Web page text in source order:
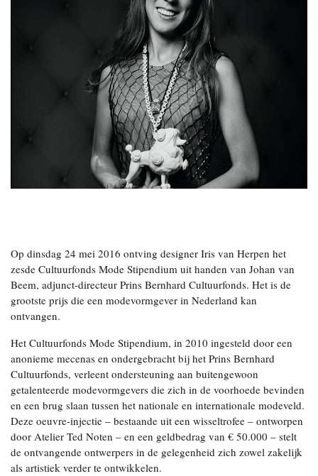
Op dinsdag 24 mei 2016 ontving designer Iris van Herpen het
zesde Cultuurfonds Mode Stipendium uit handen van Johan van
Beem, adjunct-directeur Prins Bernhard Cultuurfonds. Het is de
grootste prijs die een modevormgever in Nederland kan
ontvangen.
Het Cultuurfonds Mode Stipendium, in 2010 ingesteld door een
anonieme mecenas en ondergebracht bij het Prins Bernhard
Cultuurfonds, verleent ondersteuning aan buitengewoon
getalenteerde modevormgevers die zich in de voorhoede bevinden
en een brug slaan tussen het nationale en internationale modeveld.
Deze oeuvre-injectie – bestaande uit een wisseltrofee – ontworpen
door Atelier Ted Noten – en een geldbedrag van € 50.000 – stelt
de ontvangende ontwerpers in de gelegenheid zich zowel zakelijk
als artistiek verder te ontwikkelen.